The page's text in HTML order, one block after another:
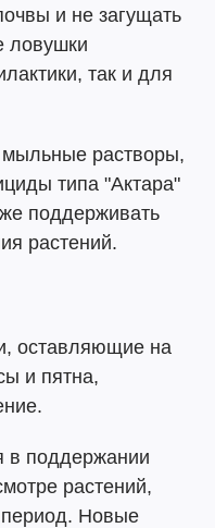
и не загущать
ловушки
так и для
растворы,
типа "Актара"
поддерживать
растений.
оставляющие на
и пятна,
в поддержании
растений,
период. Новые